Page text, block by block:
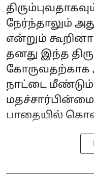
நேர்ந்தாலும்
என்றும்
தனது இந்த
கோருவதற்காக
நாட்டை மீண்டும்
மதச்சார்பின்மை
பாதையில்